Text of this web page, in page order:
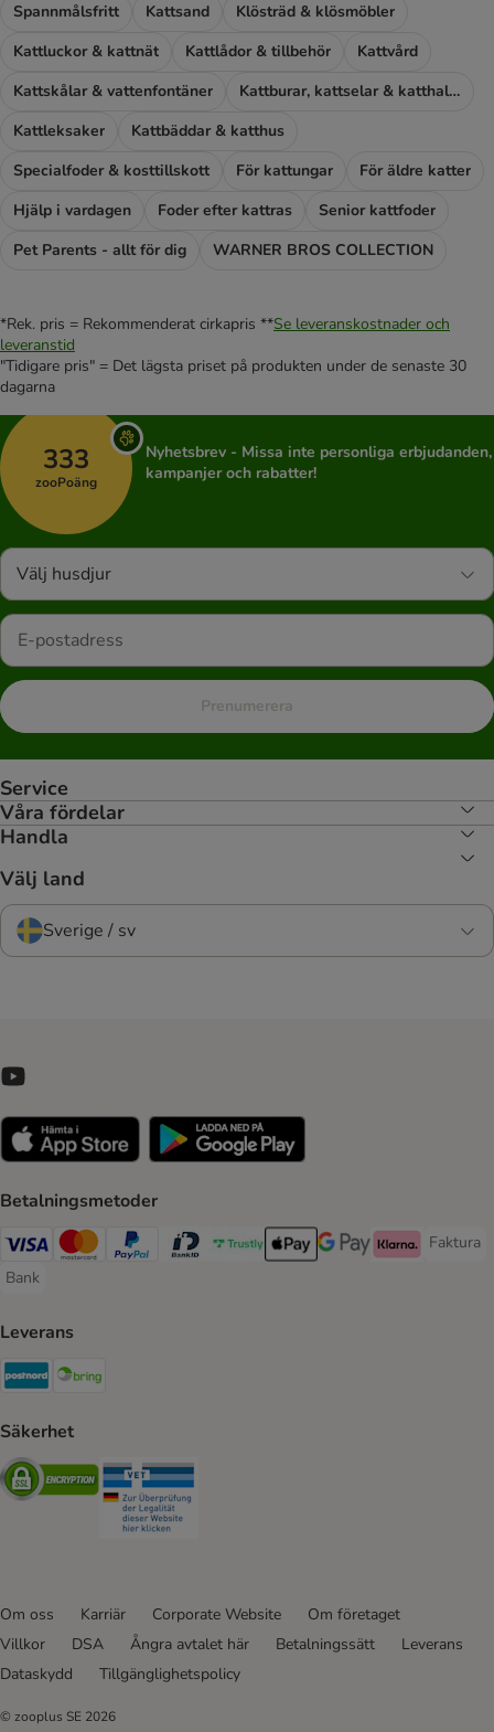
Spannmålsfritt
Kattsand
Klösträd & klösmöbler
Kattluckor & kattnät
Kattlådor & tillbehör
Kattvård
Kattskålar & vattenfontäner
Kattburar, kattselar & katthalsband
Kattleksaker
Kattbäddar & katthus
Specialfoder & kosttillskott
För kattungar
För äldre katter
Hjälp i vardagen
Foder efter kattras
Senior kattfoder
Pet Parents - allt för dig
WARNER BROS COLLECTION
*Rek. pris = Rekommenderat cirkapris **Se leveranskostnader och
leveranstid
"Tidigare pris" = Det lägsta priset på produkten under de senaste 30
dagarna
333
zooPoäng
Nyhetsbrev - Missa inte personliga erbjudanden,
kampanjer och rabatter!
Välj husdjur
Prenumerera
Service
Våra fördelar
Handla
Välj land
Sverige / sv
Betalningsmetoder
Visa Payment Method
Mastercard Payment Method
PayPal Payment Method
BankID Payment Method
Trustly Payment Method
Apple Pay Payment Method
Googple Pay Payment
Klarna Payment
Faktura
Faktura
Bank
Bank Payment Method
Leverans
Postnord Shipping Method
Säkerhet
Security
Om oss Karriär Corporate Website
Om företaget
Villkor
DSA Ångra avtalet här Betalningssätt
Leverans
Dataskydd
Tillgänglighetspolicy
© zooplus SE 2026